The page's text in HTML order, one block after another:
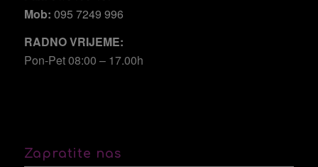
Mob: 095 7249 996
RADNO VRIJEME:
Pon-Pet 08:00 – 17.00h
Zapratite nas